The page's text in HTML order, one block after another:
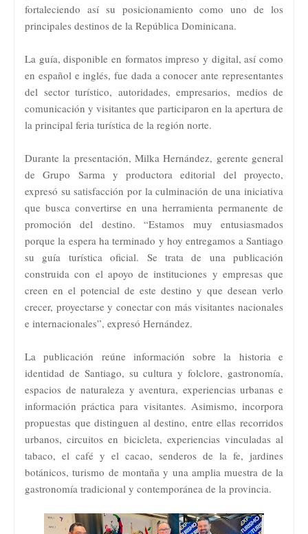
fortaleciendo así su posicionamiento como uno de los
principales destinos de la República Dominicana.
La guía, disponible en formatos impreso y digital, así como
en español e inglés, fue dada a conocer ante representantes
del sector turístico, autoridades, empresarios, medios de
comunicación y visitantes que participaron en la apertura de
la principal feria turística de la región norte.
Durante la presentación, Milka Hernández, gerente general
de Grupo Sarma y productora editorial del proyecto,
expresó su satisfacción por la culminación de una iniciativa
que busca convertirse en una herramienta permanente de
promoción del destino. “Estamos muy entusiasmados
porque la espera ha terminado y hoy entregamos a Santiago
su guía turística oficial. Se trata de una publicación
construida con el apoyo de instituciones y empresas que
creen en el potencial de este destino y que desean verlo
crecer, proyectarse y conectar con más visitantes nacionales
e internacionales”, expresó Hernández.
La publicación reúne información sobre la historia e
identidad de Santiago, su cultura y folclore, gastronomía,
espacios de naturaleza y aventura, experiencias urbanas e
información práctica para visitantes. Asimismo, incorpora
propuestas que distinguen al destino, entre ellas recorridos
urbanos, circuitos en bicicleta, experiencias vinculadas al
tabaco, el café y el cacao, senderos de la fe, jardines
botánicos, turismo de montaña y una amplia muestra de la
gastronomía tradicional y contemporánea de la provincia.